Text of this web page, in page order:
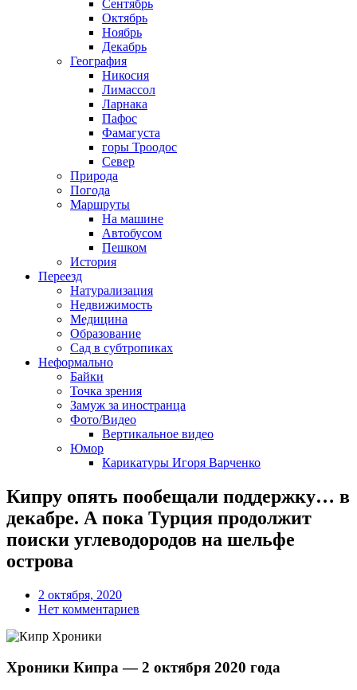
Сентябрь
Октябрь
Ноябрь
Декабрь
География
Никосия
Лимассол
Ларнака
Пафос
Фамагуста
горы Троодос
Север
Природа
Погода
Маршруты
На машине
Автобусом
Пешком
История
Переезд
Натурализация
Недвижимость
Медицина
Образование
Сад в субтропиках
Неформально
Байки
Точка зрения
Замуж за иностранца
Фото/Видео
Вертикальное видео
Юмор
Карикатуры Игоря Варченко
Кипру опять пообещали поддержку… в
декабре. А пока Турция продолжит
поиски углеводородов на шельфе
острова
2 октября, 2020
Нет комментариев
Хроники Кипра — 2 октября 2020 года